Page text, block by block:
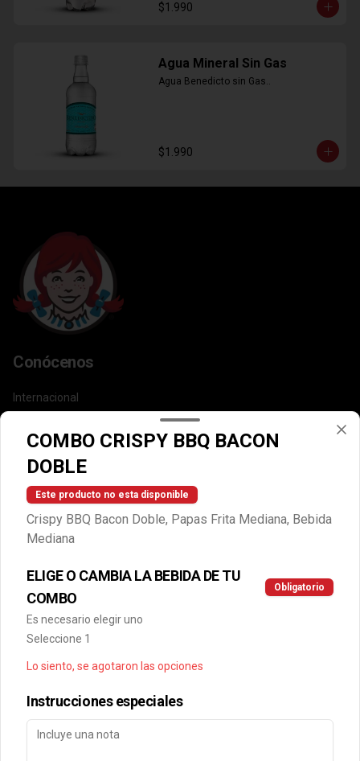
$1.990
Agua Mineral Sin Gas
Agua Benedicto sin Gas..
$1.990
Conócenos
Internacional
DEGASA
Trabaja con nosotros
Escríbenos por WhatsApp: +56950183243
Locales
Política de privacidad
Redes sociales
Facebook
Mi cuenta
COMBO CRISPY BBQ BACON
DOBLE
Este producto no esta disponible
Crispy BBQ Bacon Doble, Papas Frita Mediana, Bebida
Mediana
ELIGE O CAMBIA LA BEBIDA DE TU
COMBO
Obligatorio
Es necesario elegir uno
Seleccione 1
Lo siento, se agotaron las opciones
Instrucciones especiales